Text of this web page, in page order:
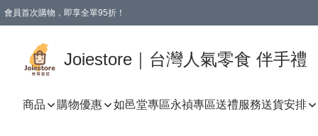
會員首次購物，即享全單95折！
Joiestore｜台灣人氣零食 伴手禮
商品 購物優惠 如邑堂專區永禎專區送禮服務送貨安排